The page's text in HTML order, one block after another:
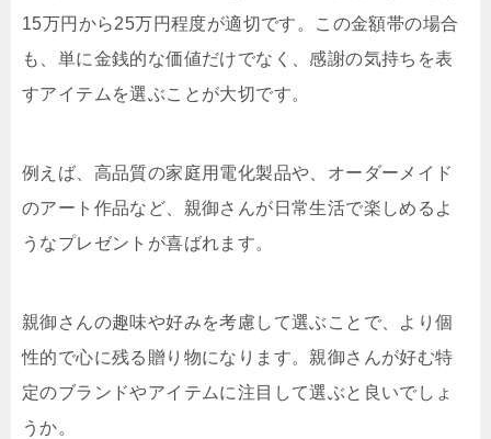
15万円から25万円程度が適切です。この金額帯の場合
も、単に金銭的な価値だけでなく、感謝の気持ちを表
すアイテムを選ぶことが大切です。
例えば、高品質の家庭用電化製品や、オーダーメイド
のアート作品など、親御さんが日常生活で楽しめるよ
うなプレゼントが喜ばれます。
親御さんの趣味や好みを考慮して選ぶことで、より個
性的で心に残る贈り物になります。親御さんが好む特
定のブランドやアイテムに注目して選ぶと良いでしょ
うか。